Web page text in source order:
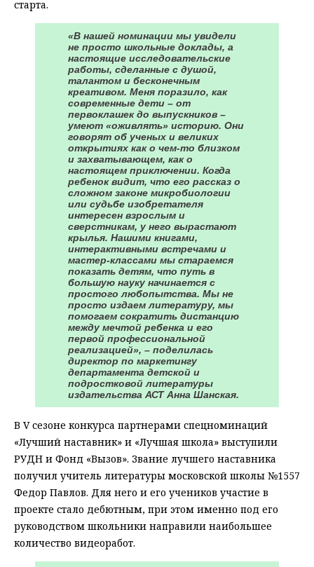
старта.
«В нашей номинации мы увидели
не просто школьные доклады, а
настоящие исследовательские
работы, сделанные с душой,
талантом и бесконечным
креативом. Меня поразило, как
современные дети – от
первоклашек до выпускников –
умеют «оживлять» историю. Они
говорят об ученых и великих
открытиях как о чем-то близком
и захватывающем, как о
настоящем приключении. Когда
ребенок видит, что его рассказ о
сложном законе микробиологии
или судьбе изобретателя
интересен взрослым и
сверстникам, у него вырастают
крылья. Нашими книгами,
интерактивными встречами и
мастер-классами мы стараемся
показать детям, что путь в
большую науку начинается с
простого любопытства. Мы не
просто издаем литературу, мы
помогаем сократить дистанцию
между мечтой ребенка и его
первой профессиональной
реализацией», – поделилась
директор по маркетингу
департамента детской и
подростковой литературы
издательства АСТ Анна Шанская.
В V сезоне конкурса партнерами спецноминаций
«Лучший наставник» и «Лучшая школа» выступили
РУДН и Фонд «Вызов». Звание лучшего наставника
получил учитель литературы московской школы №1557
Федор Павлов. Для него и его учеников участие в
проекте стало дебютным, при этом именно под его
руководством школьники направили наибольшее
количество видеоработ.